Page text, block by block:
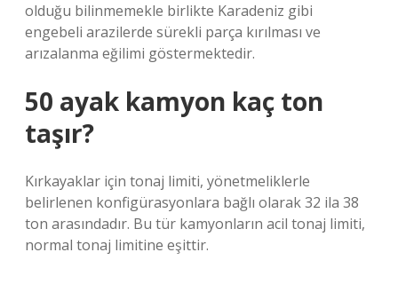
olduğu bilinmemekle birlikte Karadeniz gibi
engebeli arazilerde sürekli parça kırılması ve
arızalanma eğilimi göstermektedir.
50 ayak kamyon kaç ton
taşır?
Kırkayaklar için tonaj limiti, yönetmeliklerle
belirlenen konfigürasyonlara bağlı olarak 32 ila 38
ton arasındadır. Bu tür kamyonların acil tonaj limiti,
normal tonaj limitine eşittir.